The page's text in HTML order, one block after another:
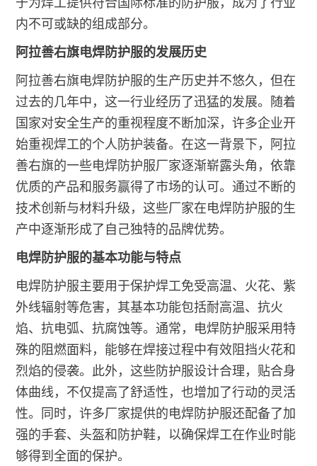
于为焊工提供符合国际标准的防护服，成为了行业
内不可或缺的组成部分。
阿拉善右旗电焊防护服的发展历史
阿拉善右旗电焊防护服的生产历史并不悠久，但在
过去的几年中，这一行业经历了迅猛的发展。随着
国家对安全生产的重视程度不断加深，许多企业开
始重视焊工的个人防护装备。在这一背景下，阿拉
善右旗的一些电焊防护服厂家逐渐崭露头角，依靠
优质的产品和服务赢得了市场的认可。通过不断的
技术创新与材料升级，这些厂家在电焊防护服的生
产中逐渐形成了自己独特的品牌优势。
电焊防护服的基本功能与特点
电焊防护服主要用于保护焊工免受高温、火花、紫
外线辐射等危害，其基本功能包括耐高温、抗火
焰、抗电弧、抗腐蚀等。通常，电焊防护服采用特
殊的阻燃面料，能够在焊接过程中有效阻挡火花和
烈焰的侵袭。此外，这些防护服设计合理，贴合身
体曲线，不仅提高了舒适性，也增加了行动的灵活
性。同时，许多厂家提供的电焊防护服还配备了加
强的手套、头盔和防护鞋，以确保焊工在作业时能
够得到全面的保护。